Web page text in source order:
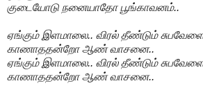
குடையோடு நனையாதோ பூங்காவனம்..
ஏங்கும் இளமாலை.. விரல் தீண்டும்
காணாததன்றோ ஆண் வாசனை..
ஏங்கும் இளமாலை.. விரல் தீண்டும்
காணாததன்றோ ஆண் வாசனை..